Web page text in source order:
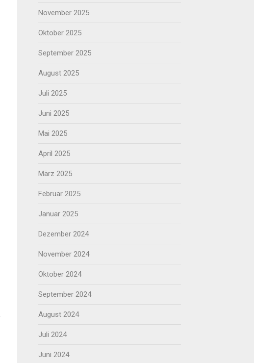
November 2025
Oktober 2025
September 2025
August 2025
Juli 2025
Juni 2025
Mai 2025
April 2025
März 2025
Februar 2025
Januar 2025
Dezember 2024
November 2024
Oktober 2024
September 2024
August 2024
Juli 2024
Juni 2024